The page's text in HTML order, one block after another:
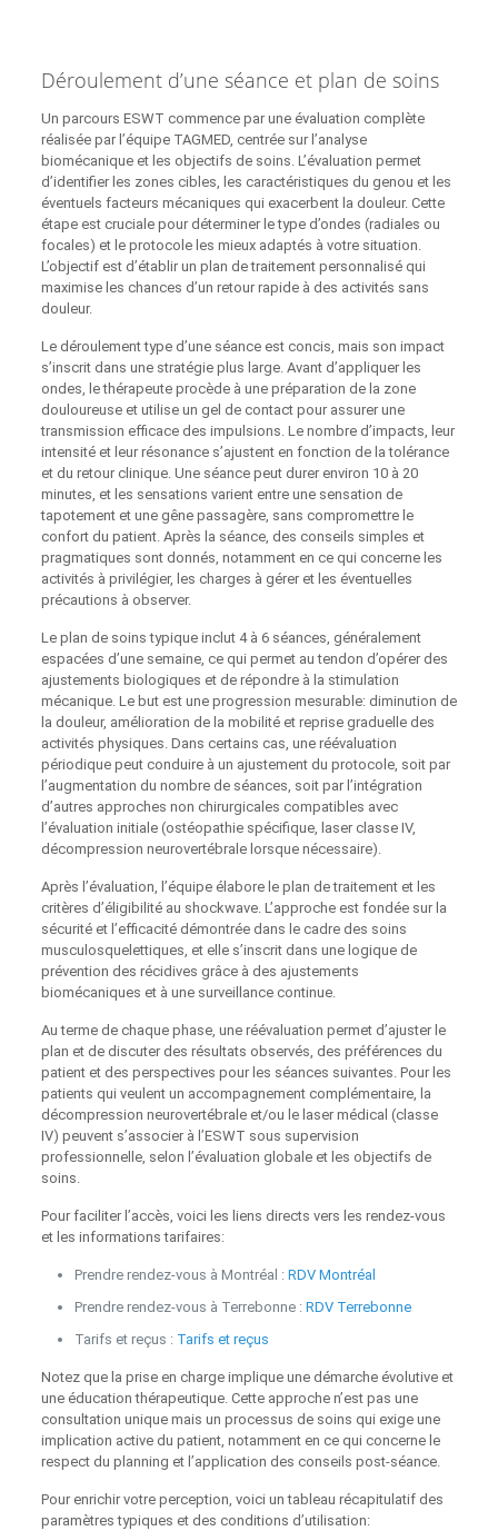
Déroulement d’une séance et plan de soins
Un parcours ESWT commence par une évaluation complète
réalisée par l’équipe TAGMED, centrée sur l’analyse
biomécanique et les objectifs de soins. L’évaluation permet
d’identifier les zones cibles, les caractéristiques du genou et les
éventuels facteurs mécaniques qui exacerbent la douleur. Cette
étape est cruciale pour déterminer le type d’ondes (radiales ou
focales) et le protocole les mieux adaptés à votre situation.
L’objectif est d’établir un plan de traitement personnalisé qui
maximise les chances d’un retour rapide à des activités sans
douleur.
Le déroulement type d’une séance est concis, mais son impact
s’inscrit dans une stratégie plus large. Avant d’appliquer les
ondes, le thérapeute procède à une préparation de la zone
douloureuse et utilise un gel de contact pour assurer une
transmission efficace des impulsions. Le nombre d’impacts, leur
intensité et leur résonance s’ajustent en fonction de la tolérance
et du retour clinique. Une séance peut durer environ 10 à 20
minutes, et les sensations varient entre une sensation de
tapotement et une gêne passagère, sans compromettre le
confort du patient. Après la séance, des conseils simples et
pragmatiques sont donnés, notamment en ce qui concerne les
activités à privilégier, les charges à gérer et les éventuelles
précautions à observer.
Le plan de soins typique inclut 4 à 6 séances, généralement
espacées d’une semaine, ce qui permet au tendon d’opérer des
ajustements biologiques et de répondre à la stimulation
mécanique. Le but est une progression mesurable: diminution de
la douleur, amélioration de la mobilité et reprise graduelle des
activités physiques. Dans certains cas, une réévaluation
périodique peut conduire à un ajustement du protocole, soit par
l’augmentation du nombre de séances, soit par l’intégration
d’autres approches non chirurgicales compatibles avec
l’évaluation initiale (ostéopathie spécifique, laser classe IV,
décompression neurovertébrale lorsque nécessaire).
Après l’évaluation, l’équipe élabore le plan de traitement et les
critères d’éligibilité au shockwave. L’approche est fondée sur la
sécurité et l’efficacité démontrée dans le cadre des soins
musculosquelettiques, et elle s’inscrit dans une logique de
prévention des récidives grâce à des ajustements
biomécaniques et à une surveillance continue.
Au terme de chaque phase, une réévaluation permet d’ajuster le
plan et de discuter des résultats observés, des préférences du
patient et des perspectives pour les séances suivantes. Pour les
patients qui veulent un accompagnement complémentaire, la
décompression neurovertébrale et/ou le laser médical (classe
IV) peuvent s’associer à l’ESWT sous supervision
professionnelle, selon l’évaluation globale et les objectifs de
soins.
Pour faciliter l’accès, voici les liens directs vers les rendez‑vous
et les informations tarifaires:
Prendre rendez‑vous à Montréal : RDV Montréal
Prendre rendez‑vous à Terrebonne : RDV Terrebonne
Tarifs et reçus : Tarifs et reçus
Notez que la prise en charge implique une démarche évolutive et
une éducation thérapeutique. Cette approche n’est pas une
consultation unique mais un processus de soins qui exige une
implication active du patient, notamment en ce qui concerne le
respect du planning et l’application des conseils post‑séance.
Pour enrichir votre perception, voici un tableau récapitulatif des
paramètres typiques et des conditions d’utilisation: